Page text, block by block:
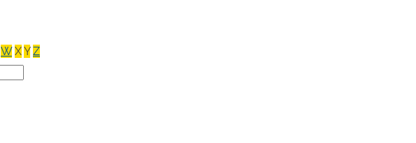
W XY Z